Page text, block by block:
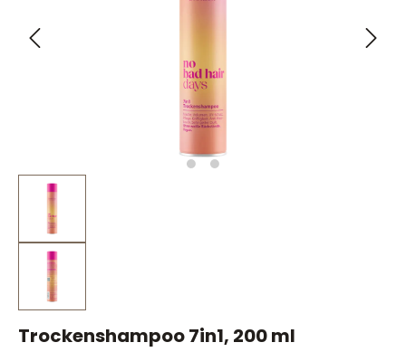
Trockenshampoo 7in1, 200 ml